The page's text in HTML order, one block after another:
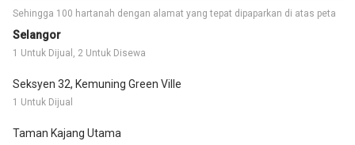
Selangor
1 Untuk Dijual, 2 Untuk Disewa
Seksyen 32, Kemuning Green Ville
1 Untuk Dijual
Taman Kajang Utama
Sehingga 100 hartanah dengan alamat yang tepat dipaparkan di atas peta